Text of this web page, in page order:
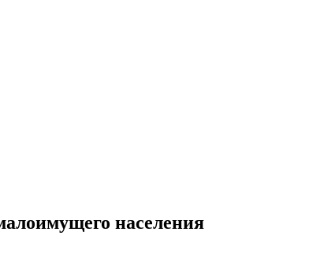
населения